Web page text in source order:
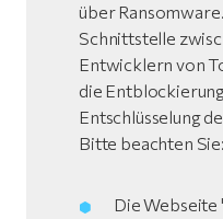
über
Schnittstelle
Entwicklern von
die
Entschlüsselung
Bitte beachten Sie:
Die